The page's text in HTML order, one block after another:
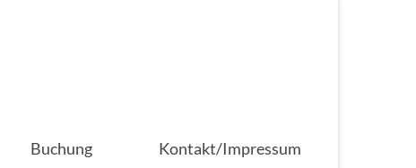
Buchung Kontakt/Impressum